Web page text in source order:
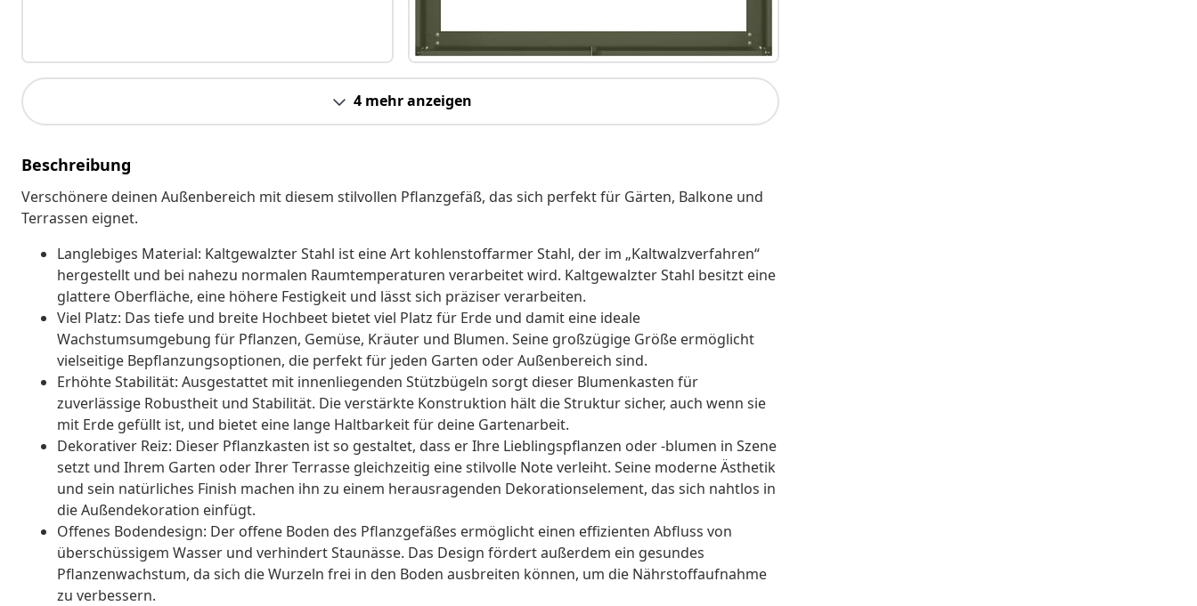
4 mehr anzeigen
Beschreibung
Verschönere deinen Außenbereich mit diesem stilvollen Pflanzgefäß, das sich perfekt für Gärten, Balkone und
Terrassen eignet.
Langlebiges Material: Kaltgewalzter Stahl ist eine Art kohlenstoffarmer Stahl, der im „Kaltwalzverfahren“
hergestellt und bei nahezu normalen Raumtemperaturen verarbeitet wird. Kaltgewalzter Stahl besitzt eine
glattere Oberfläche, eine höhere Festigkeit und lässt sich präziser verarbeiten.
Viel Platz: Das tiefe und breite Hochbeet bietet viel Platz für Erde und damit eine ideale
Wachstumsumgebung für Pflanzen, Gemüse, Kräuter und Blumen. Seine großzügige Größe ermöglicht
vielseitige Bepflanzungsoptionen, die perfekt für jeden Garten oder Außenbereich sind.
Erhöhte Stabilität: Ausgestattet mit innenliegenden Stützbügeln sorgt dieser Blumenkasten für
zuverlässige Robustheit und Stabilität. Die verstärkte Konstruktion hält die Struktur sicher, auch wenn sie
mit Erde gefüllt ist, und bietet eine lange Haltbarkeit für deine Gartenarbeit.
Dekorativer Reiz: Dieser Pflanzkasten ist so gestaltet, dass er Ihre Lieblingspflanzen oder -blumen in Szene
setzt und Ihrem Garten oder Ihrer Terrasse gleichzeitig eine stilvolle Note verleiht. Seine moderne Ästhetik
und sein natürliches Finish machen ihn zu einem herausragenden Dekorationselement, das sich nahtlos in
die Außendekoration einfügt.
Offenes Bodendesign: Der offene Boden des Pflanzgefäßes ermöglicht einen effizienten Abfluss von
überschüssigem Wasser und verhindert Staunässe. Das Design fördert außerdem ein gesundes
Pflanzenwachstum, da sich die Wurzeln frei in den Boden ausbreiten können, um die Nährstoffaufnahme
zu verbessern.